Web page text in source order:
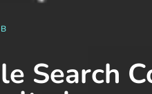
Search